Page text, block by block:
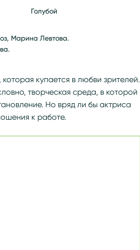
Голубой
Марина Левтова.
купается в любви зрителей.
творческая среда, в которой
Но вряд ли бы актриса
к работе.